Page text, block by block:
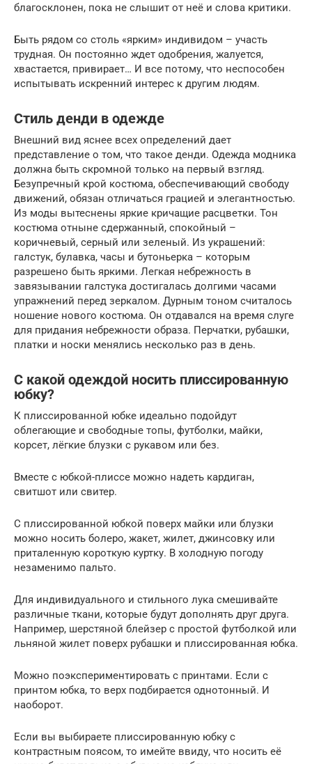
благосклонен, пока не слышит от неё и слова критики.
Быть рядом со столь «ярким» индивидом – участь
трудная. Он постоянно ждет одобрения, жалуется,
хвастается, привирает… И все потому, что неспособен
испытывать искренний интерес к другим людям.
Стиль денди в одежде
Внешний вид яснее всех определений дает
представление о том, что такое денди. Одежда модника
должна быть скромной только на первый взгляд.
Безупречный крой костюма, обеспечивающий свободу
движений, обязан отличаться грацией и элегантностью.
Из моды вытеснены яркие кричащие расцветки. Тон
костюма отныне сдержанный, спокойный –
коричневый, серный или зеленый. Из украшений:
галстук, булавка, часы и бутоньерка – которым
разрешено быть яркими. Легкая небрежность в
завязывании галстука достигалась долгими часами
упражнений перед зеркалом. Дурным тоном считалось
ношение нового костюма. Он отдавался на время слуге
для придания небрежности образа. Перчатки, рубашки,
платки и носки менялись несколько раз в день.
С какой одеждой носить плиссированную
юбку?
К плиссированной юбке идеально подойдут
облегающие и свободные топы, футболки, майки,
корсет, лёгкие блузки с рукавом или без.
Вместе с юбкой-плиссе можно надеть кардиган,
свитшот или свитер.
С плиссированной юбкой поверх майки или блузки
можно носить болеро, жакет, жилет, джинсовку или
приталенную короткую куртку. В холодную погоду
незаменимо пальто.
Для индивидуального и стильного лука смешивайте
различные ткани, которые будут дополнять друг друга.
Например, шерстяной блейзер с простой футболкой или
льняной жилет поверх рубашки и плиссированная юбка.
Можно поэкспериментировать с принтами. Если с
принтом юбка, то верх подбирается однотонный. И
наоборот.
Если вы выбираете плиссированную юбку с
контрастным поясом, то имейте ввиду, что носить её